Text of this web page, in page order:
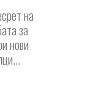
на
за
нови